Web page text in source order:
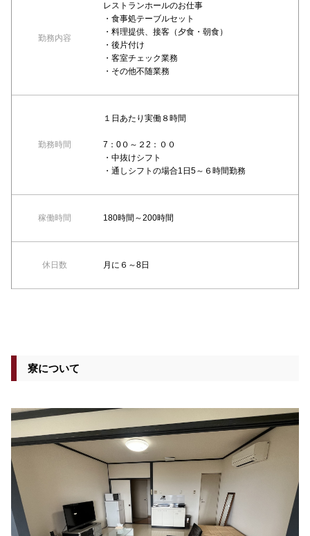
勤務内容
レストランホールのお仕事
・食事処テーブルセット
・料理提供、接客（夕食・朝食）
・後片付け
・客室チェック業務
・その他不随業務
勤務時間
１日あたり実働８時間
7：0０～２2：００
・中抜けシフト
・通しシフトの場合1日5～６時間勤務
稼働時間 180時間～200時間
休日数 月に６～8日
寮について